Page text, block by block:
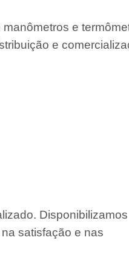
e
e
Disponibilizamos
satisfação e nas